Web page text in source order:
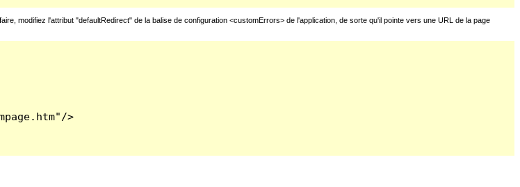
modifiez l'attribut "defaultRedirect" de la balise de configuration <customErrors> de l'application, de sorte qu'il pointe vers une URL de la page
>